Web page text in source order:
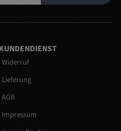
KUNDENDIENST
Widerruf
Lieferung
AGB
Impressum